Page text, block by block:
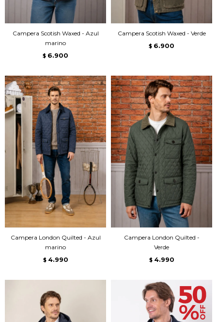
Campera Scotish Waxed - Azul
marino
$ 6.900
Campera Scotish Waxed - Verde
$ 6.900
Campera London Quilted - Azul
marino
$ 4.990
Campera London Quilted -
Verde
$ 4.990